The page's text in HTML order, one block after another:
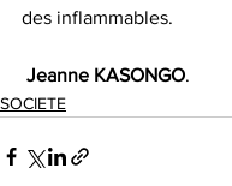
des inflammables.
Jeanne KASONGO.
SOCIETE